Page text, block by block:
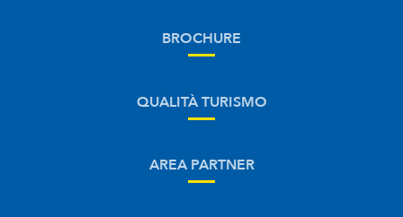
BROCHURE
QUALITÀ TURISMO
AREA PARTNER